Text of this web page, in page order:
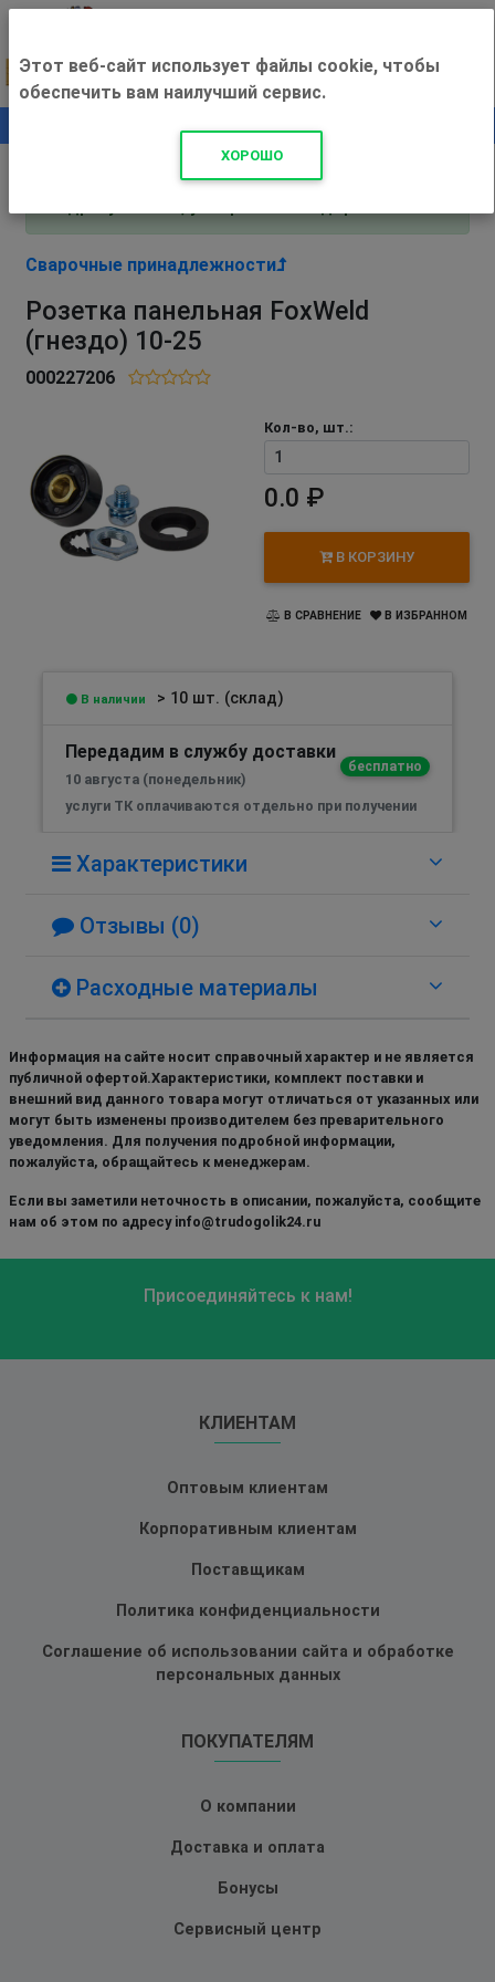
+500 ₽
Внимание! С 3 августа магазин работает по
Сварочные принадлежности
Розетка панельная FoxWeld
(гнездо) 10-25
000227206
Кол-во, шт.:
0.0 ₽
В КОРЗИНУ
В СРАВНЕНИЕ В ИЗБРАННОМ
В наличии > 10 шт. (склад)
Передадим в службу доставки
бесплатно
10 августа (понедельник)
услуги ТК оплачиваются отдельно при получении
Характеристики
Отзывы (0)
Расходные материалы
Информация на сайте носит справочный характер и не является
публичной офертой.Характеристики, комплект поставки и
внешний вид данного товара могут отличаться от указанных или
могут быть изменены производителем без преварительного
уведомления. Для получения подробной информации,
пожалуйста, обращайтесь к менеджерам.
Если вы заметили неточность в описании, пожалуйста, сообщите
нам об этом по адресу info@trudogolik24.ru
Присоединяйтесь к нам!
КЛИЕНТАМ
Оптовым клиентам
Корпоративным клиентам
Поставщикам
Политика конфиденциальности
Соглашение об использовании сайта и обработке
персональных данных
ПОКУПАТЕЛЯМ
О компании
Доставка и оплата
Бонусы
Сервисный центр
Этот веб-сайт использует файлы cookie, чтобы
обеспечить вам наилучший сервис.
ХОРОШО